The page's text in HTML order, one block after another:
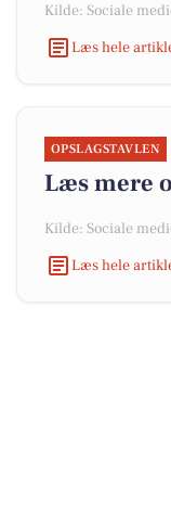
Kilde: Sociale
Læs hele
OPSLAGSTAVLEN
Læs mere
Kilde: Sociale
Læs hele